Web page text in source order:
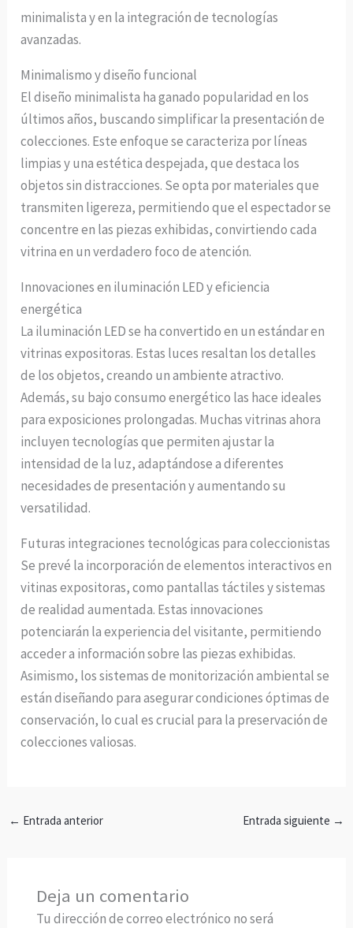
minimalista y en la integración de tecnologías
avanzadas.
Minimalismo y diseño funcional
El diseño minimalista ha ganado popularidad en los
últimos años, buscando simplificar la presentación de
colecciones. Este enfoque se caracteriza por líneas
limpias y una estética despejada, que destaca los
objetos sin distracciones. Se opta por materiales que
transmiten ligereza, permitiendo que el espectador se
concentre en las piezas exhibidas, convirtiendo cada
vitrina en un verdadero foco de atención.
Innovaciones en iluminación LED y eficiencia
energética
La iluminación LED se ha convertido en un estándar en
vitrinas expositoras. Estas luces resaltan los detalles
de los objetos, creando un ambiente atractivo.
Además, su bajo consumo energético las hace ideales
para exposiciones prolongadas. Muchas vitrinas ahora
incluyen tecnologías que permiten ajustar la
intensidad de la luz, adaptándose a diferentes
necesidades de presentación y aumentando su
versatilidad.
Futuras integraciones tecnológicas para coleccionistas
Se prevé la incorporación de elementos interactivos en
vitinas expositoras, como pantallas táctiles y sistemas
de realidad aumentada. Estas innovaciones
potenciarán la experiencia del visitante, permitiendo
acceder a información sobre las piezas exhibidas.
Asimismo, los sistemas de monitorización ambiental se
están diseñando para asegurar condiciones óptimas de
conservación, lo cual es crucial para la preservación de
colecciones valiosas.
← Entrada anterior Entrada siguiente →
Deja un comentario
Tu dirección de correo electrónico no será